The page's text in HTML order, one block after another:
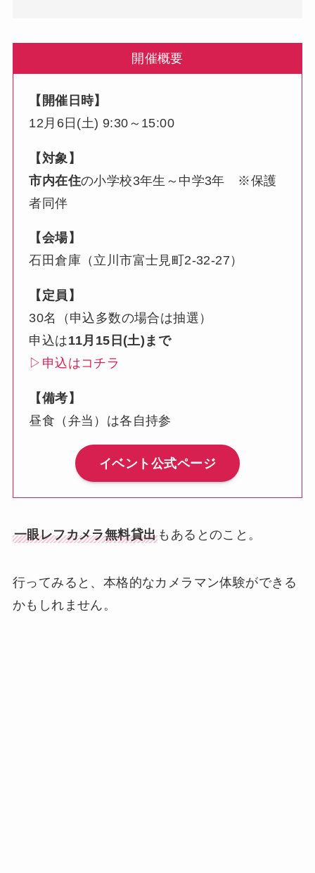
開催概要
【開催日時】
12月6日(土) 9:30～15:00
【対象】
市内在住の小学校3年生～中学3年 ※保護
者同伴
【会場】
石田倉庫（立川市富士見町2-32-27）
【定員】
30名（申込多数の場合は抽選）
申込は11月15日(土)まで
▷申込はコチラ
【備考】
昼食（弁当）は各自持参
イベント公式ページ
一眼レフカメラ無料貸出 もあるとのこと。
行ってみると、本格的なカメラマン体験ができる
かもしれません。